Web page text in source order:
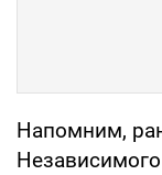
Напомним,